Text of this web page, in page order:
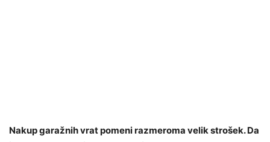
Nakup garažnih vrat pomeni razmeroma velik strošek. Da